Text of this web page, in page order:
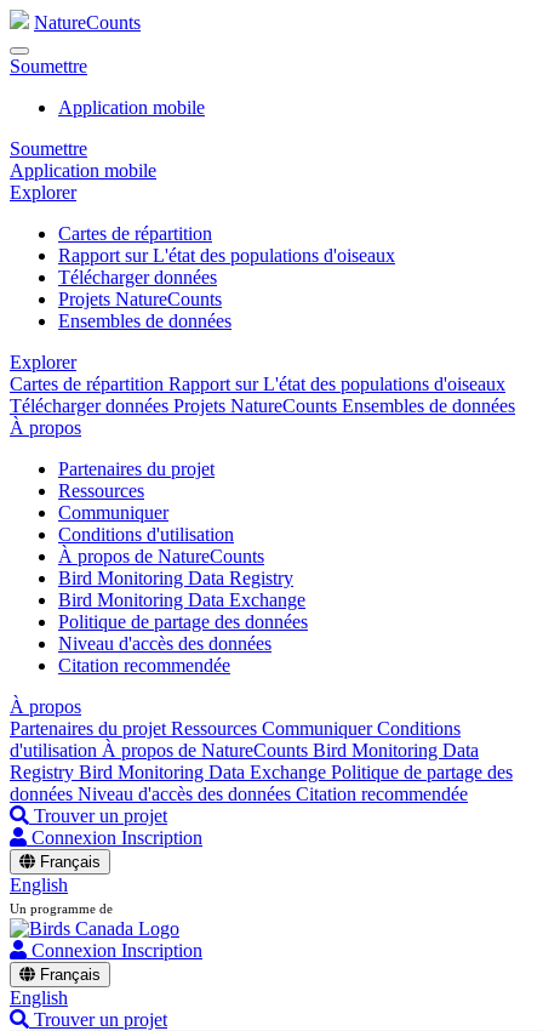
NatureCounts
Soumettre
Application mobile
Soumettre
Application mobile
Explorer
Cartes de répartition
Rapport sur L'état des populations d'oiseaux
Télécharger données
Projets NatureCounts
Ensembles de données
Explorer
Cartes de répartition Rapport sur L'état des populations d'oiseaux
Télécharger données Projets NatureCounts Ensembles de données
À propos
Partenaires du projet
Ressources
Communiquer
Conditions d'utilisation
À propos de NatureCounts
Bird Monitoring Data Registry
Bird Monitoring Data Exchange
Politique de partage des données
Niveau d'accès des données
Citation recommendée
À propos
Partenaires du projet Ressources CommuniquerConditions
d'utilisation À propos de NatureCounts Bird Monitoring Data
Registry Bird Monitoring Data Exchange Politique de partage des
données Niveau d'accès des données Citation recommendée
Trouver un projet
Connexion Inscription
Français
English
Un programme de
Connexion Inscription
Français
English
Trouver un projet